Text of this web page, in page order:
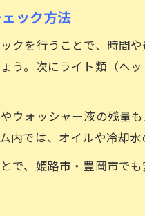
ック方法
クを行うことで、時間
う。次にライト類（ヘ
ウォッシャー液の残量
内では、オイルや冷却
で、姫路市・豊岡市で